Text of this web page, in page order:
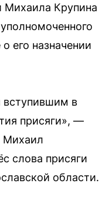
Михаила Крупина
его назначении
вступившим в
присяги», —
Михаил
слова присяги
области.